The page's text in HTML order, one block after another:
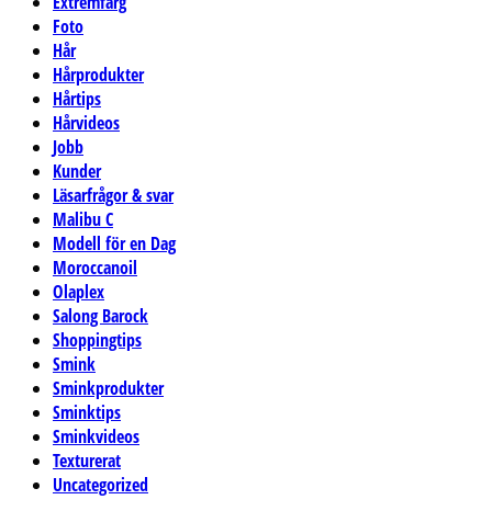
Foto
Hår
Hårprodukter
Hårtips
Hårvideos
Jobb
Kunder
Läsarfrågor & svar
Malibu C
Modell för en Dag
Moroccanoil
Olaplex
Salong Barock
Shoppingtips
Smink
Sminkprodukter
Sminktips
Sminkvideos
Texturerat
Uncategorized